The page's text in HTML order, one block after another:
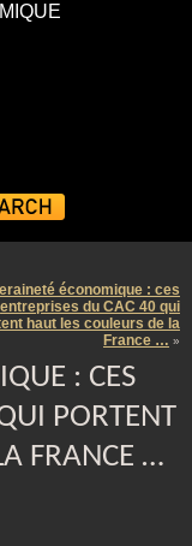
économique : ces
entreprises du CAC 40 qui
haut les couleurs de la
France … »
: CES
PORTENT
FRANCE …